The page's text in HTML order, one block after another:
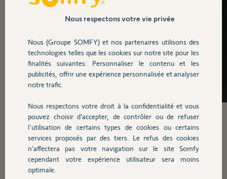
FREEVIA 280 290 300 390
400 - LS 420
Nous respectons votre vie privée
Nous (Groupe SOMFY) et nos partenaires utilisons des
technologies telles que les cookies sur notre site pour les
finalités suivantes: Personnaliser le contenu et les
publicités, offrir une expérience personnalisée et analyser
notre trafic.
Nous respectons votre droit à la confidentialité et vous
pouvez choisir d’accepter, de contrôler ou de refuser
l'utilisation de certains types de cookies ou certains
services proposés par des tiers. Le refus des cookies
n’affectera pas votre navigation sur le site Somfy
cependant votre expérience utilisateur sera moins
optimale.